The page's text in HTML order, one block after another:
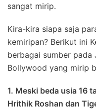
sangat mirip.
Kira-kira siapa saja
kemiripan? Berikut ini
berbagai sumber pada
Bollywood yang mirip
1. Meski beda usia 16
Hrithik Roshan dan